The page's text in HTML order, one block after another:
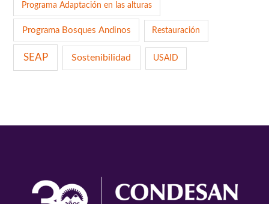
Programa Adaptación en las alturas
Programa Bosques Andinos Restauración
SEAP Sostenibilidad USAID